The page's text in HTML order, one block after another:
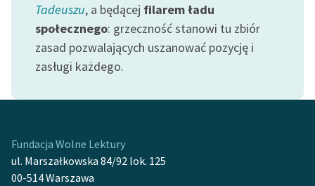
Materiały promocyjne
Polityka prywatności
Regulamin biblioteki
Dane fundacji i
Regulamin darowizn
Informacja o treściach
Tadeuszu, a będącej filarem ładu
społecznego: grzeczność stanowi tu zbiór
zasad pozwalających uszanować pozycję i
zasługi każdego.
Fundacja Wolne Lektury
ul. Marszałkowska 84/92 lok. 125
00-514 Warszawa